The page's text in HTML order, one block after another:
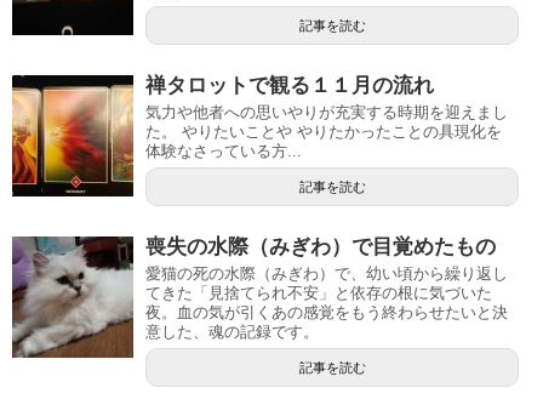
記事を読む
禅タロットで観る１１月の流れ
気力や他者への思いやりが充実する時期を迎えまし
た。 やりたいことや やりたかったことの具現化を
体験なさっている方...
記事を読む
喪失の水際（みぎわ）で目覚めたもの
愛猫の死の水際（みぎわ）で、幼い頃から繰り返し
てきた「見捨てられ不安」と依存の根に気づいた
夜。血の気が引くあの感覚をもう終わらせたいと決
意した、魂の記録です。
記事を読む